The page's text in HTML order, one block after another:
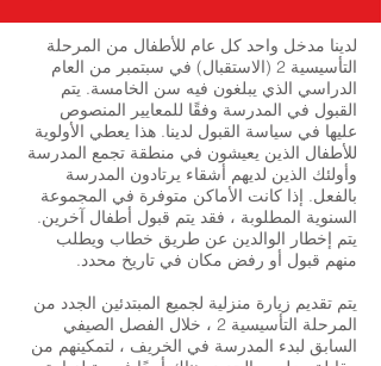
لدينا مدخل واحد كل عام للأطفال من المرحلة
التأسيسية 2 (الاستقبال) في سبتمبر من العام
الدراسي الذي يبلغون فيه سن الخامسة. يتم
القبول في المدرسة وفقًا للمعايير المنصوص
عليها في سياسة القبول لدينا. هذا يعطي الأولوية
للأطفال الذين يعيشون في منطقة تجمع المدرسة
وأولئك الذين لديهم أشقاء يرتادون المدرسة
بالفعل. إذا كانت الأماكن متوفرة في المجموعة
السنوية المطلوبة ، فقد يتم قبول أطفال آخرين.
يتم إخطار الوالدين عن طريق خطاب ويطلب
منهم قبول أو رفض مكان في تاريخ محدد.
يتم تقديم زيارة منزلية لجميع المبتدئين الجدد من
المرحلة التأسيسية 2 ، خلال الفصل الصيفي
السابق لبدء المدرسة في الخريف ، لتمكينهم من